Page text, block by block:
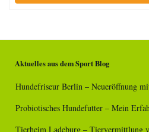
Aktuelles aus dem Sport Blog
Hundefriseur Berlin – Neueröffnung
Probiotisches Hundefutter – Mein
Tierheim Ladeburg – Tiervermittlung